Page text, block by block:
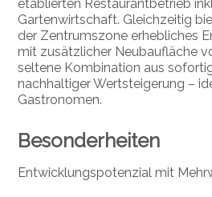
etablierten Restaurantbetrieb
Gartenwirtschaft. Gleichzeitig
der Zentrumszone erhebliches
mit zusätzlicher Neubaufläche
seltene Kombination aus
nachhaltiger Wertsteigerung –
Gastronomen.
Besonderheiten
Entwicklungspotenzial mit